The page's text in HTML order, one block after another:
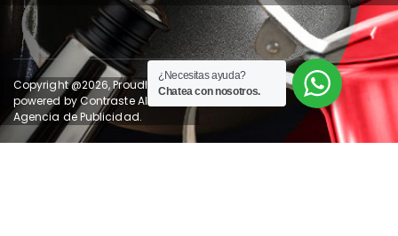
Copyright @2026, Proudly
powered byContraste AI
Agencia de Publicidad.
¿Necesitas ayuda?
Chatea con nosotros.